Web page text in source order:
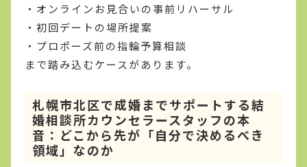
・オンラインお見合いの事前リハーサル
・初回デートの場所提案
・プロポーズ前の指輪予算相談
まで踏み込むケースがあります。
札幌市北区で成婚までサポートする結
婚相談所カウンセラースタッフの本
音：どこから先が「自分で決めるべき
領域」なのか